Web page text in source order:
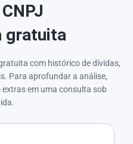
gratuita
com histórico de dívidas,
Para aprofundar a análise,
em uma consulta sob